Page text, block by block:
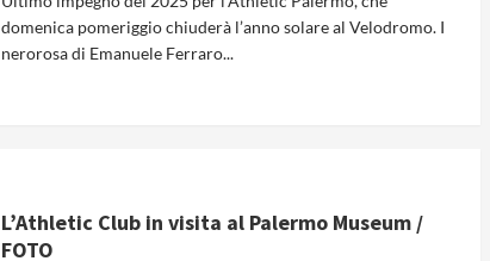
domenica pomeriggio chiuderà l’anno solare al Velodromo. I
nerorosa di Emanuele Ferraro...
L’Athletic Club in visita al Palermo Museum /
FOTO